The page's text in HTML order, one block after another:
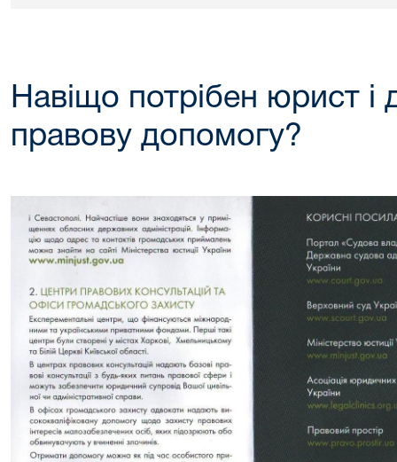
Навіщо потрібен юрист і
правову допомогу?